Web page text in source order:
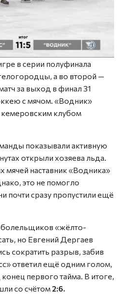
в серии полуфинала
а во второй —
за выход в финал 31
с мячом. «Водник»
кемеровским клубом
показывали активную
открыли хозяева льда.
наставник «Водника»
это не помогло
почти сразу пропустили ещё
«жёлто-
но Евгений Дергаев
сократить разрыв, забив
ответил ещё одним голом,
первого тайма. В итоге,
со счётом 2:6.